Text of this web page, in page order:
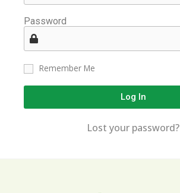
Password
Remember Me
Log In
Lost your password?